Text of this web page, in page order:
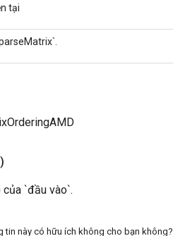
tại
`đầu vào`.
tin này có hữu ích không cho bạn không?